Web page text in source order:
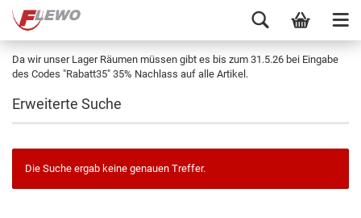
Da wir unser Lager Räumen müssen gibt es bis zum 31.5.26 bei Eingabe
des Codes "Rabatt35" 35% Nachlass auf alle Artikel.
Erweiterte Suche
Die Suche ergab keine genauen Treffer.